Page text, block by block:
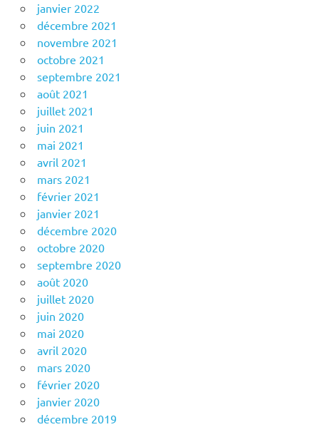
janvier 2022
décembre 2021
novembre 2021
octobre 2021
septembre 2021
août 2021
juillet 2021
juin 2021
mai 2021
avril 2021
mars 2021
février 2021
janvier 2021
décembre 2020
octobre 2020
septembre 2020
août 2020
juillet 2020
juin 2020
mai 2020
avril 2020
mars 2020
février 2020
janvier 2020
décembre 2019